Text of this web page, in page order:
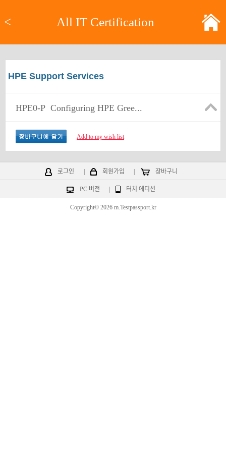
< All IT Certification
HPE Support Services
HPE0-P Configuring HPE Gree...
Add to my wish list
로그인 회원가입 장바구니
PC 버전 터치 에디션
Copyright© 2026 m.Testpassport.kr